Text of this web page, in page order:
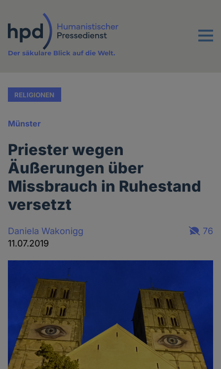
Inhalt
Menu
Der säkulare Blick auf die Welt.
RELIGIONEN
Münster
Priester wegen
Äußerungen über
Missbrauch in Ruhestand
versetzt
Daniela Wakonigg
11.07.2019
76